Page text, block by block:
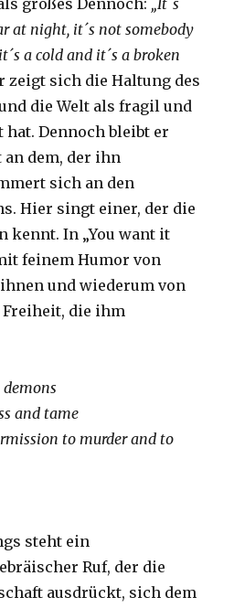
großes Dennoch: „It´s
at night, it´s not somebody
a cold and it´s a broken
zeigt sich die Haltung des
die Welt als fragil und
Dennoch bleibt er
an dem, der ihn
sich an den
Hier singt einer, der die
kennt. In „You want it
feinem Humor von
und wiederum von
die ihm
and tame
to murder and to
steht ein
Ruf, der die
ausdrückt, sich dem